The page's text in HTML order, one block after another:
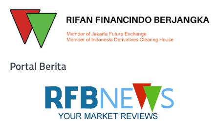
Portal Berita